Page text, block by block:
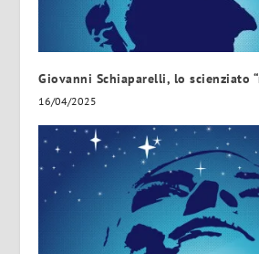
Giovanni Schiaparelli, lo scienziato
16/04/2025